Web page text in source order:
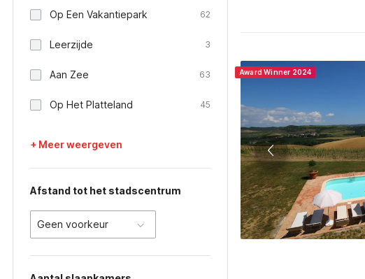
Op Een Vakantiepark 62
Leerzijde 3
Aan Zee 63
Op Het Platteland 45
+ Meer weergeven
Afstand tot het stadscentrum
Geen voorkeur
Award Winner 2024